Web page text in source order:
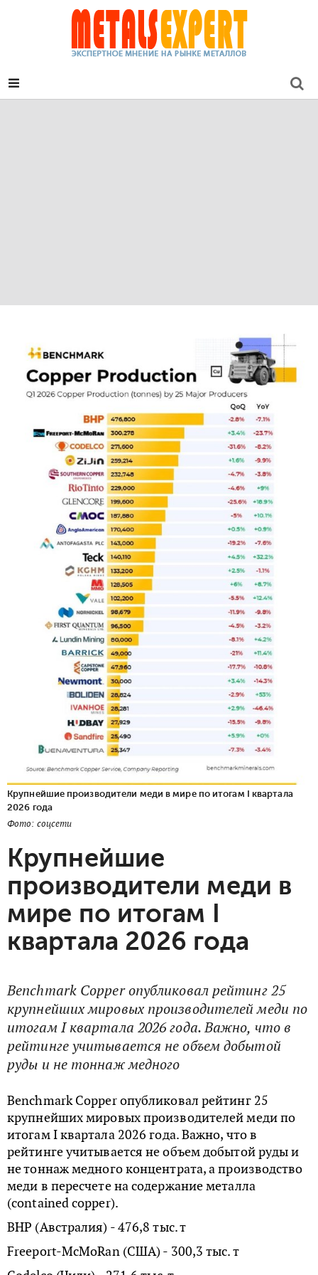
Крупнейшие производители меди в мире по итогам I квартала
2026 года
Фото: соцсети
Крупнейшие
производители меди в
мире по итогам I
квартала 2026 года
Benchmark Copper опубликовал рейтинг 25
крупнейших мировых производителей меди по
итогам I квартала 2026 года. Важно, что в
рейтинге учитывается не объем добытой
руды и не тоннаж медного
Benchmark Copper опубликовал рейтинг 25
крупнейших мировых производителей меди по
итогам I квартала 2026 года. Важно, что в
рейтинге учитывается не объем добытой руды и
не тоннаж медного концентрата, а производство
меди в пересчете на содержание металла
(contained copper).
BHP (Австралия) - 476,8 тыс. т
Freeport-McMoRan (США) - 300,3 тыс. т